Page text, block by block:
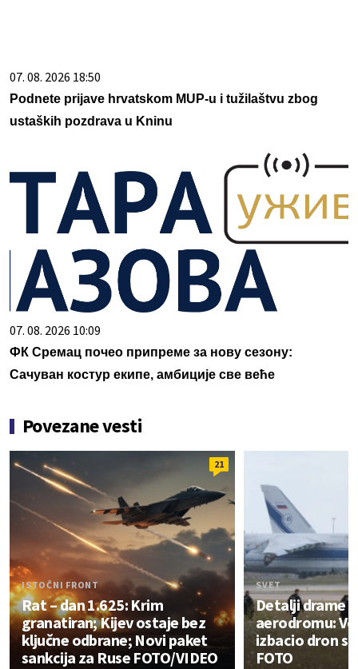
07. 08. 2026 18:50
Podnete prijave hrvatskom MUP-u i tužilaštvu zbog
ustaških pozdrava u Kninu
07. 08. 2026 10:09
ФК Сремац почео припреме за нову сезону:
Сачуван костур екипе, амбиције све веће
Povezane vesti
21
ISTOČNI FRONT
Rat – dan 1.625: Krim
granatiran; Kijev ostaje bez
ključne odbrane; Novi paket
sankcija za Ruse FOTO/VIDEO
SVET
Detalji drame
aerodromu:
izbacio dron
FOTO